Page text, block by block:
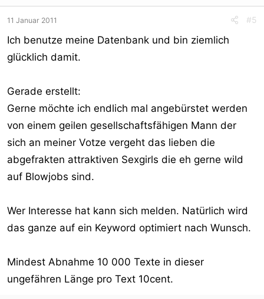
11 Januar 2011 #5
Ich benutze meine Datenbank und bin ziemlich
glücklich damit.
Gerade erstellt:
Gerne möchte ich endlich mal angebürstet werden
von einem geilen gesellschaftsfähigen Mann der
sich an meiner Votze vergeht das lieben die
abgefrakten attraktiven Sexgirls die eh gerne wild
auf Blowjobs sind.
Wer Interesse hat kann sich melden. Natürlich wird
das ganze auf ein Keyword optimiert nach Wunsch.
Mindest Abnahme 10 000 Texte in dieser
ungefähren Länge pro Text 10cent.